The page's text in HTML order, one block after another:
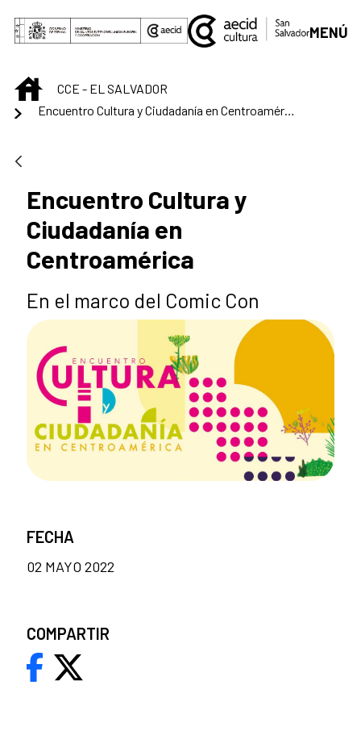
Saltar al contenido principal
MENÚ
INICIOCCE - EL SALVADOR
Encuentro Cultura y Ciudadanía en Centroamérica
Encuentro Cultura y
Ciudadanía en
Centroamérica
En el marco del Comic Con
FECHA
02 MAYO 2022
COMPARTIR